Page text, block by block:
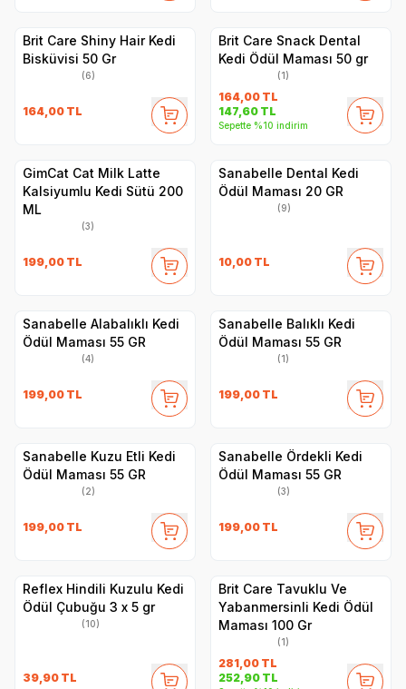
Brit Care Shiny Hair Kedi
Bisküvisi 50 Gr
(6)
164,00 TL
Brit Care Snack Dental
Kedi Ödül Maması 50 gr
(1)
164,00 TL
147,60 TL
Sepette %10 indirim
GimCat Cat Milk Latte
Kalsiyumlu Kedi Sütü 200
ML
(3)
199,00 TL
Sanabelle Dental Kedi
Ödül Maması 20 GR
(9)
10,00 TL
Sanabelle Alabalıklı Kedi
Ödül Maması 55 GR
(4)
199,00 TL
Sanabelle Balıklı Kedi
Ödül Maması 55 GR
(1)
199,00 TL
Sanabelle Kuzu Etli Kedi
Ödül Maması 55 GR
(2)
199,00 TL
Sanabelle Ördekli Kedi
Ödül Maması 55 GR
(3)
199,00 TL
Reflex Hindili Kuzulu Kedi
Ödül Çubuğu 3 x 5 gr
(10)
39,90 TL
Brit Care Tavuklu Ve
Yabanmersinli Kedi Ödül
Maması 100 Gr
(1)
281,00 TL
252,90 TL